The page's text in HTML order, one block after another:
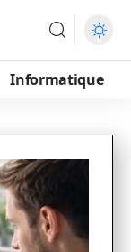
Informatique